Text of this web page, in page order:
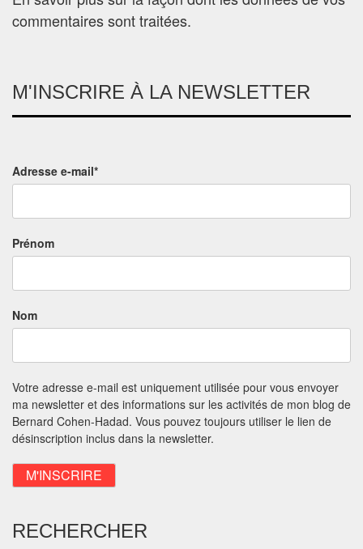
commentaires sont traitées.
M'INSCRIRE À LA NEWSLETTER
Adresse e-mail*
Prénom
Nom
Votre adresse e-mail est uniquement utilisée pour vous envoyer
ma newsletter et des informations sur les activités de mon blog de
Bernard Cohen-Hadad. Vous pouvez toujours utiliser le lien de
désinscription inclus dans la newsletter.
RECHERCHER